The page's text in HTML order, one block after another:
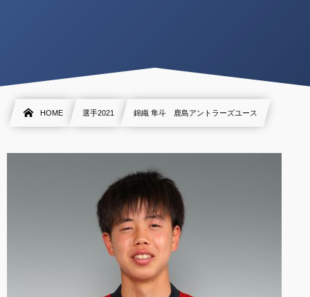
HOME 選手2021 錦織 隼斗 鹿島アントラーズユース